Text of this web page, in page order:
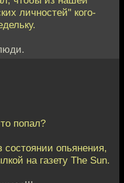
личностей" кого-
попал?
опьянения,
на газету The Sun.